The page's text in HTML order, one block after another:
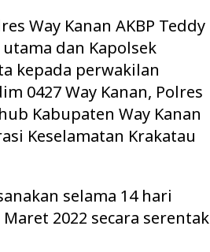
Way Kanan AKBP Teddy
dan Kapolsek
kepada perwakilan
0427 Way Kanan, Polres
Kabupaten Way Kanan
Keselamatan Krakatau
selama 14 hari
2022 secara serentak